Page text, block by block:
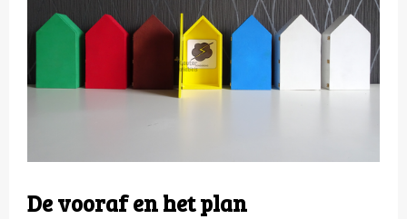
De vooraf en het plan